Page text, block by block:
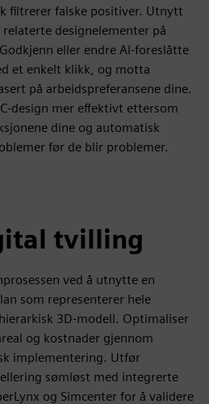
filtrerer falske positiver. Utnytt
designelementer på
eller endre AI-foreslåtte
et enkelt klikk, og motta
på arbeidspreferansene dine.
design mer effektivt ettersom
dine og automatisk
før de blir problemer.
tvilling
ved å utnytte en
som representerer hele
3D-modell. Optimaliser
og kostnader gjennom
implementering. Utfør
sømløst med integrerte
og Simcenter for å validere